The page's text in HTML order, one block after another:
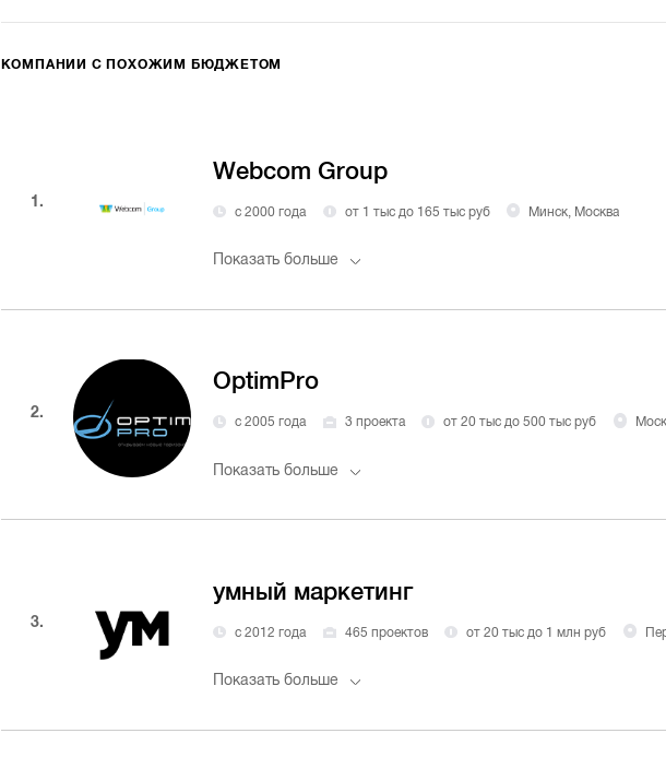
КОМПАНИИ С ПОХОЖИМ БЮДЖЕТОМ
1.
Webcom Group
с 2000 года от 1 тыс до 165 тыс руб Минск, Москва
Показать больше
2.
OptimPro
с 2005 года 3 проекта от 20 тыс до 500 тыс руб
Показать больше
3.
умный маркетинг
с 2012 года 465 проектов от 20 тыс до 1 млн руб
Показать больше